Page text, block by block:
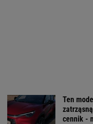
Ten
cennik -